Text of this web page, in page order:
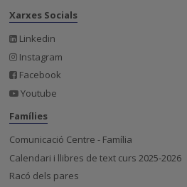
Xarxes Socials
Linkedin
Instagram
Facebook
Youtube
Famílies
Comunicació Centre - Família
Calendari i llibres de text curs 2025-2026
Racó dels pares